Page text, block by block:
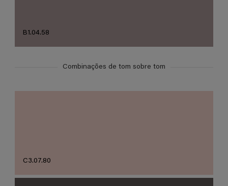
B1.04.58
Combinações de tom sobre tom
C3.07.80